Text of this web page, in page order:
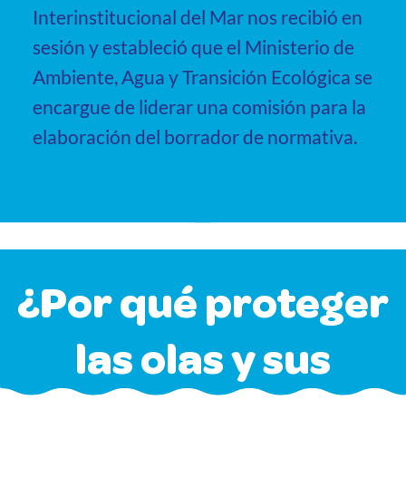
Interinstitucional del Mar nos recibió en
sesión y estableció que el Ministerio de
Ambiente, Agua y Transición Ecológica se
encargue de liderar una comisión para la
elaboración del borrador de normativa.
¿Por qué proteger
las olas y sus